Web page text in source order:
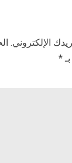
الإلكتروني.
*